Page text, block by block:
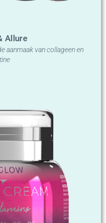
Allure
aanmaak van collageen en